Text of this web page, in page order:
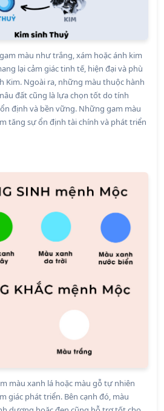
màu như trắng, xám hoặc ánh kim
lại cảm giác tinh tế, hiện đại và phù
Kim. Ngoài ra, những màu thuộc hành
đất cũng là lựa chọn tốt do tính
định và bền vững. Những gam màu
tăng sự ổn định tài chính và phát triển
màu xanh lá hoặc màu gỗ tự nhiên
giác phát triển. Bên cạnh đó, màu